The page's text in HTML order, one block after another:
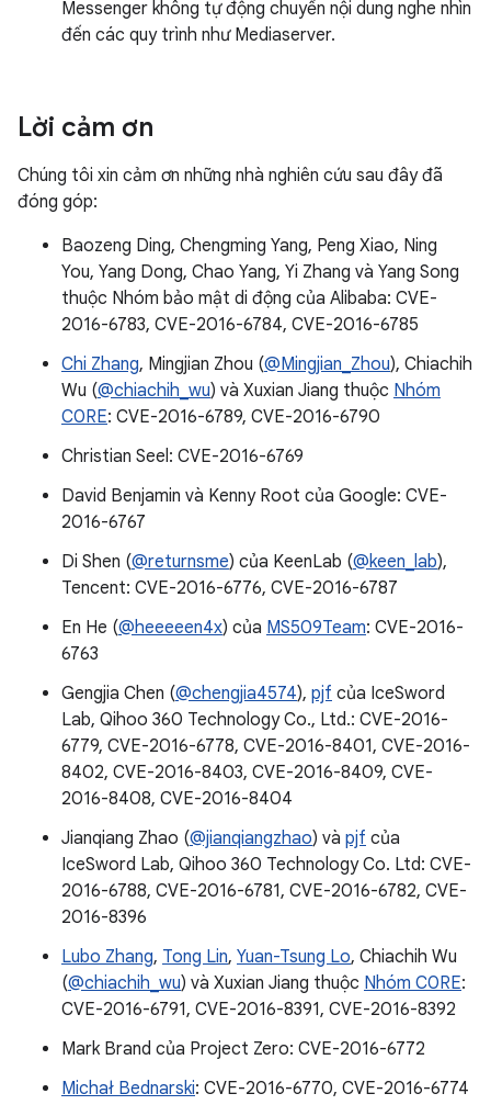
Messenger không tự động chuyển nội dung nghe nhìn
đến các quy trình như Mediaserver.
Lời cảm ơn
Chúng tôi xin cảm ơn những nhà nghiên cứu sau đây đã
đóng góp:
Baozeng Ding, Chengming Yang, Peng Xiao, Ning
You, Yang Dong, Chao Yang, Yi Zhang và Yang Song
thuộc Nhóm bảo mật di động của Alibaba: CVE-
2016-6783, CVE-2016-6784, CVE-2016-6785
Chi Zhang, Mingjian Zhou (@Mingjian_Zhou), Chiachih
Wu (@chiachih_wu) và Xuxian Jiang thuộc Nhóm
C0RE: CVE-2016-6789, CVE-2016-6790
Christian Seel: CVE-2016-6769
David Benjamin và Kenny Root của Google: CVE-
2016-6767
Di Shen (@returnsme) của KeenLab (@keen_lab),
Tencent: CVE-2016-6776, CVE-2016-6787
En He (@heeeeen4x) của MS509Team: CVE-2016-
6763
Gengjia Chen (@chengjia4574), pjf của IceSword
Lab, Qihoo 360 Technology Co., Ltd.: CVE-2016-
6779, CVE-2016-6778, CVE-2016-8401, CVE-2016-
8402, CVE-2016-8403, CVE-2016-8409, CVE-
2016-8408, CVE-2016-8404
Jianqiang Zhao (@jianqiangzhao) và pjf của
IceSword Lab, Qihoo 360 Technology Co. Ltd: CVE-
2016-6788, CVE-2016-6781, CVE-2016-6782, CVE-
2016-8396
Lubo Zhang, Tong Lin, Yuan-Tsung Lo, Chiachih Wu
(@chiachih_wu) và Xuxian Jiang thuộc Nhóm C0RE:
CVE-2016-6791, CVE-2016-8391, CVE-2016-8392
Mark Brand của Project Zero: CVE-2016-6772
Michał Bednarski: CVE-2016-6770, CVE-2016-6774